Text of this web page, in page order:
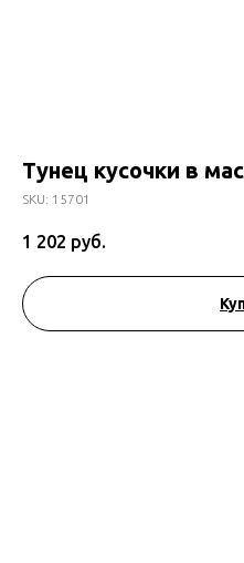
Тунец кусочки в
SKU: 15701
1 202 руб.